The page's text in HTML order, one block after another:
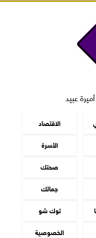
عبيد
الاقتصاد
الأسرة
صحتك
جمالك
توك شو
الخصوصية